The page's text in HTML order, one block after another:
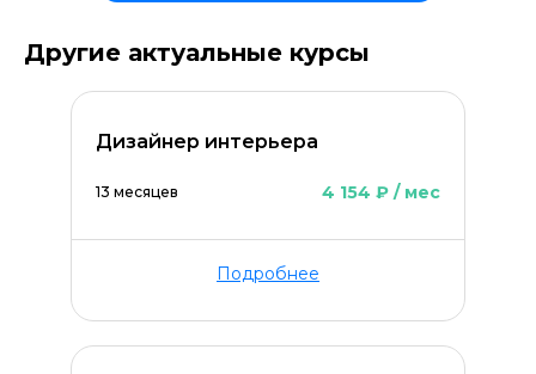
Другие актуальные курсы
Дизайнер интерьера
13 месяцев 4 154 ₽ / мес
Подробнее